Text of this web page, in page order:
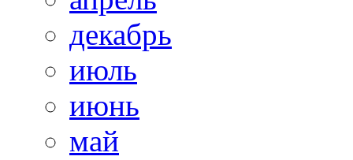
декабрь
июль
июнь
май